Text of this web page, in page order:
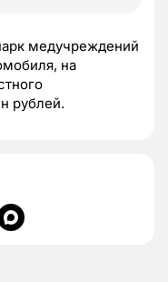
медучреждений
на
рублей.